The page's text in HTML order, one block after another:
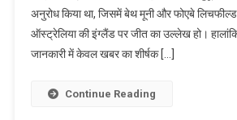
कप
फाइनल:
विस्तृत
के
अनुरोध किया था, जिसमें बेथ मूनी और फोएबे
ऑस्ट्रेलिया की इंग्लैंड पर जीत का उल्लेख हो।
जानकारी में केवल खबर का शीर्षक […]
Continue Reading